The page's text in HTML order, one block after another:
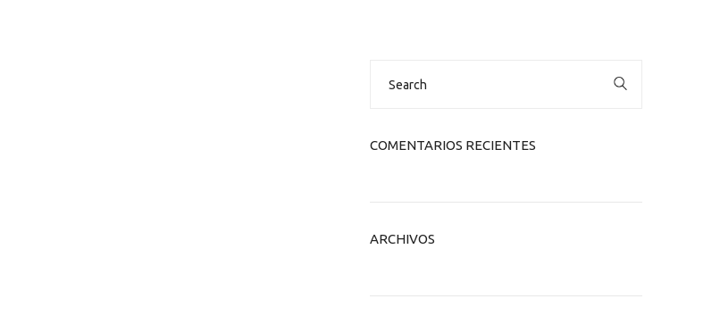
COMENTARIOS RECIENTES
ARCHIVOS